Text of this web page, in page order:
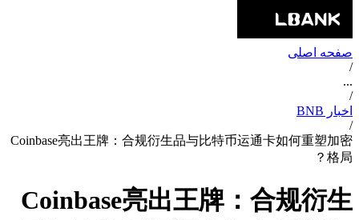
صفحه اصلی
/
...
/
اخبار BNB
/
Coinbase亮出王牌：合规衍生品与比特币运通卡如何重塑加密
格局？
Coinbase亮出王牌：合规衍生